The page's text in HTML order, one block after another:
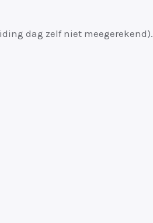
dag zelf niet meegerekend).